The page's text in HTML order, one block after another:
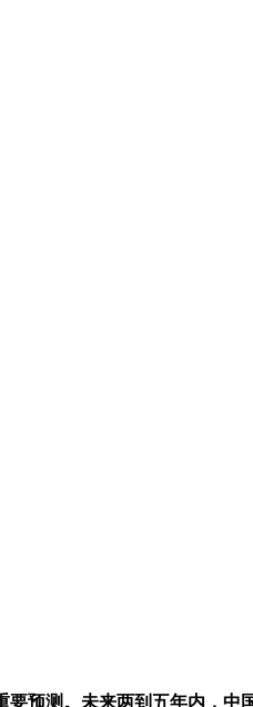
测。未来两到五年内，中